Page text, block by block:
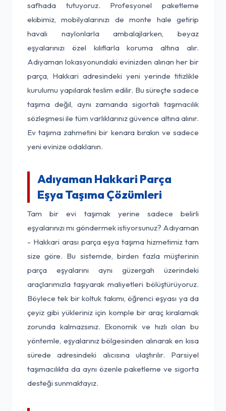
safhada tutuyoruz. Profesyonel paketleme
ekibimiz, mobilyalarınızı de monte hale getirip
havalı naylonlarla ambalajlarken, beyaz
eşyalarınızı özel kılıflarla koruma altına alır.
Adıyaman lokasyonundaki evinizden alınan her bir
parça, Hakkari adresindeki yeni yerinde titizlikle
kurulumu yapılarak teslim edilir. Bu süreçte sadece
taşıma değil, aynı zamanda sigortalı taşımacılık
sözleşmesi ile tüm varlıklarınız güvence altına alınır.
Ev taşıma zahmetini bir kenara bırakın ve sadece
yeni evinize odaklanın.
Adıyaman Hakkari Parça
Eşya Taşıma Çözümleri
Tam bir evi taşımak yerine sadece belirli
eşyalarınızı mı göndermek istiyorsunuz? Adıyaman
- Hakkari arası parça eşya taşıma hizmetimiz tam
size göre. Bu sistemde, birden fazla müşterinin
parça eşyalarını aynı güzergah üzerindeki
araçlarımızla taşıyarak maliyetleri bölüştürüyoruz.
Böylece tek bir koltuk takımı, öğrenci eşyası ya da
çeyiz gibi yükleriniz için komple bir araç kiralamak
zorunda kalmazsınız. Ekonomik ve hızlı olan bu
yöntemle, eşyalarınız bölgesinden alınarak en kısa
sürede adresindeki alıcısına ulaştırılır. Parsiyel
taşımacılıkta da aynı özenle paketleme ve sigorta
desteği sunmaktayız.